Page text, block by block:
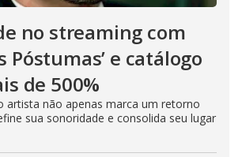
no streaming com
Póstumas’ e catálogo
de 500%
artista não apenas marca um retorno
sua sonoridade e consolida seu lugar